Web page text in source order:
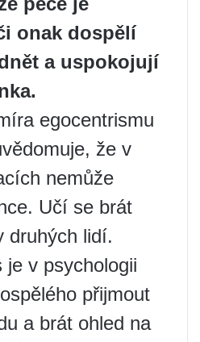
onak dospělí
a uspokojují
egocentrismu
že v
nemůže
Učí se brát
druhých lidí.
je v psychologii
přijmout
a brát ohled na